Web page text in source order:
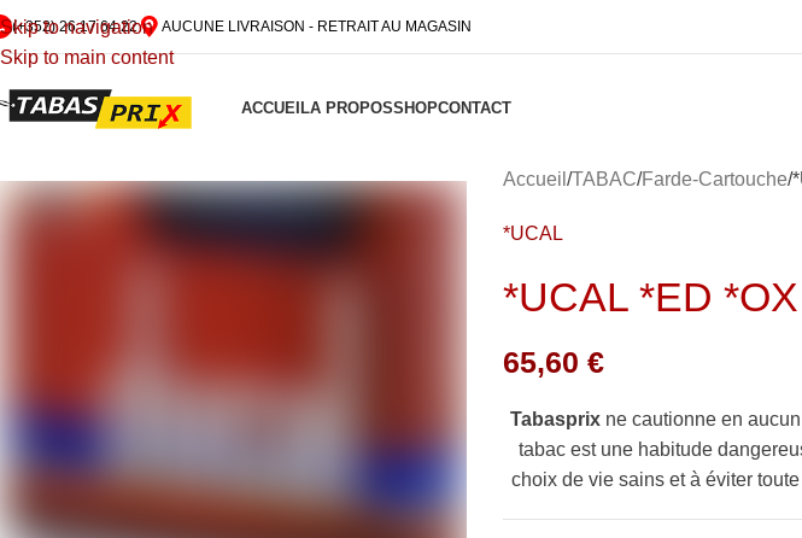
Skip to navigation
Skip to main content
(+352) 26 17 64 22 AUCUNE LIVRAISON - RETRAIT AU MAGASIN
ACCUEILA PROPOSSHOPCONTACT
Accueil TABAC Farde-Cartouche
*UCAL
*UCAL *ED
65,60€
Tabasprix ne cautionne en
tabac est une habitude
choix de vie sains et à éviter